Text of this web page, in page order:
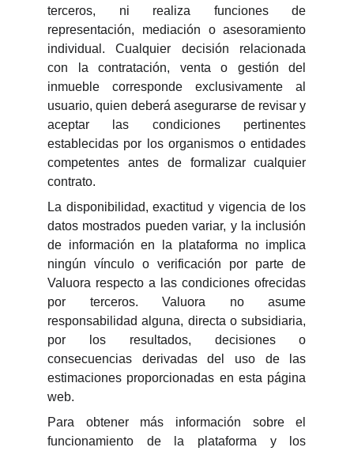
terceros, ni realiza funciones de
representación, mediación o asesoramiento
individual. Cualquier decisión relacionada
con la contratación, venta o gestión del
inmueble corresponde exclusivamente al
usuario, quien deberá asegurarse de revisar y
aceptar las condiciones pertinentes
establecidas por los organismos o entidades
competentes antes de formalizar cualquier
contrato.
La disponibilidad, exactitud y vigencia de los
datos mostrados pueden variar, y la inclusión
de información en la plataforma no implica
ningún vínculo o verificación por parte de
Valuora respecto a las condiciones ofrecidas
por terceros. Valuora no asume
responsabilidad alguna, directa o subsidiaria,
por los resultados, decisiones o
consecuencias derivadas del uso de las
estimaciones proporcionadas en esta página
web.
Para obtener más información sobre el
funcionamiento de la plataforma y los